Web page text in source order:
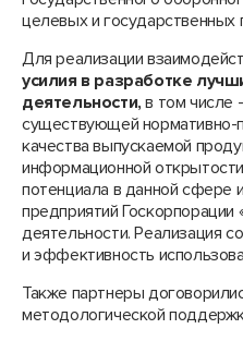
целевых и государственных
Для реализации
усилия в разработке
деятельности, в том числе
существующей нормативно-
качества выпускаемой
информационной
потенциала в данной сфере
предприятий
деятельности. Реализация
и эффективность
Также партнеры
методологической